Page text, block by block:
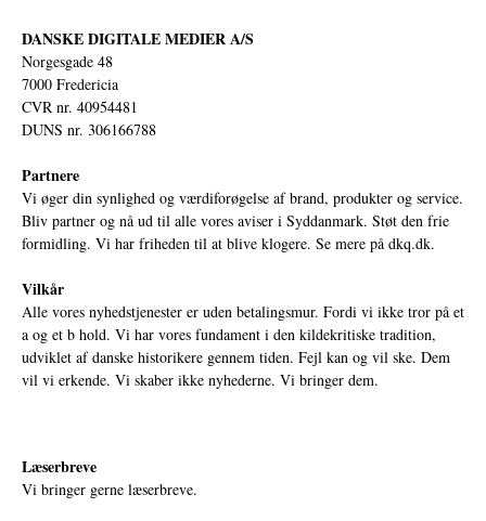
DANSKE DIGITALE MEDIER A/S
Norgesgade 48
7000 Fredericia
CVR nr. 40954481
DUNS nr. 306166788
Partnere
Vi øger din synlighed og værdiforøgelse af brand, produkter og service.
Bliv partner og nå ud til alle vores aviser i Syddanmark. Støt den frie
formidling. Vi har friheden til at blive klogere. Se mere på dkq.dk.
Vilkår
Alle vores nyhedstjenester er uden betalingsmur. Fordi vi ikke tror på et
a og et b hold. Vi har vores fundament i den kildekritiske tradition,
udviklet af danske historikere gennem tiden. Fejl kan og vil ske. Dem
vil vi erkende. Vi skaber ikke nyhederne. Vi bringer dem.
Læserbreve
Vi bringer gerne læserbreve.